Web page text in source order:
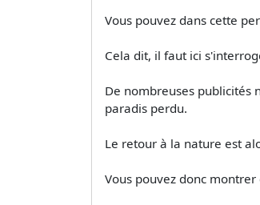
Vous pouvez dans cette
Cela dit, il faut ici
De nombreuses publicités
paradis perdu.
Le retour à la nature est
Vous pouvez donc